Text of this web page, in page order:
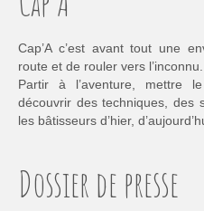
Cap’A c’est avant tout une
route et de rouler vers l’inconnu.
Partir à l’aventure, mettre
découvrir des techniques, des
les bâtisseurs d’hier,
Dossier de presse